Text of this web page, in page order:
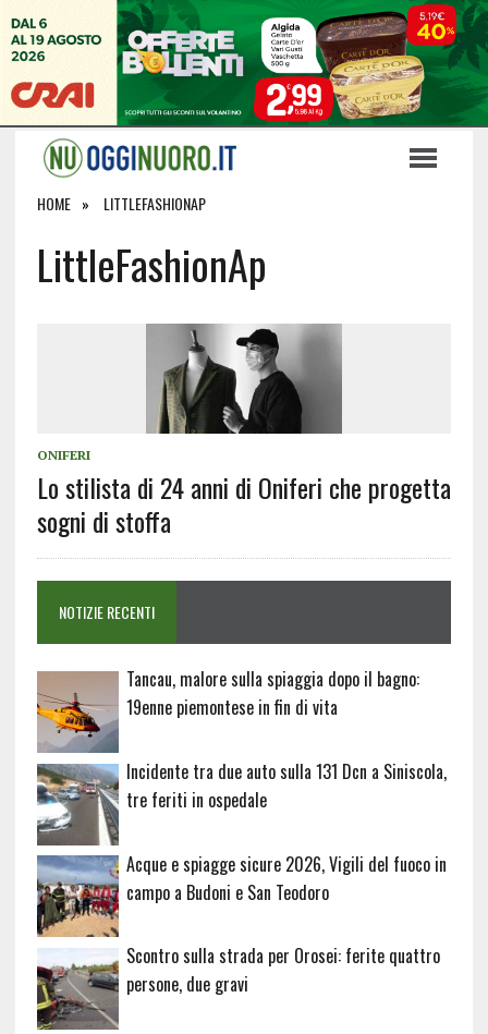
HOME LITTLEFASHIONAP
LittleFashionAp
ONIFERI
Lo stilista di 24 anni di Oniferi che progetta
sogni di stoffa
NOTIZIE RECENTI
Tancau, malore sulla spiaggia dopo il bagno:
19enne piemontese in fin di vita
Incidente tra due auto sulla 131 Dcn a Siniscola,
tre feriti in ospedale
Acque e spiagge sicure 2026, Vigili del fuoco in
campo a Budoni e San Teodoro
Scontro sulla strada per Orosei: ferite quattro
persone, due gravi